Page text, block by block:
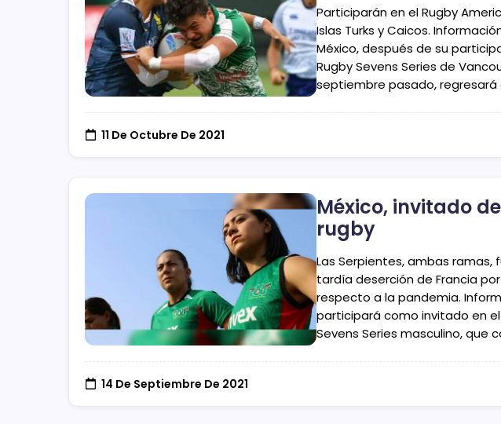
Participarán en el Rugby
Islas Turks y Caicos.
México, después de su
Rugby Sevens Series de
septiembre pasado, regresará
11 De Octubre De 2021
México, invitado
rugby
Las Serpientes, ambas ramas,
tardía deserción de Francia
respecto a la pandemia.
participará como invitado en
Sevens Series masculino, que
14 De Septiembre De 2021